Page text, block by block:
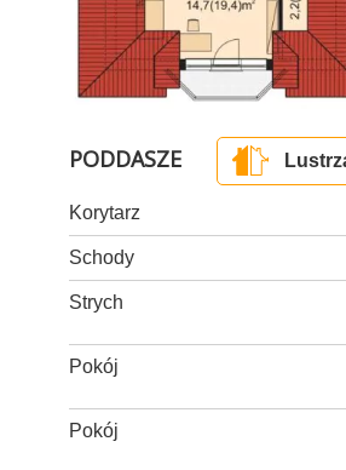
PODDASZE
Korytarz
Schody
Strych
Pokój
Pokój